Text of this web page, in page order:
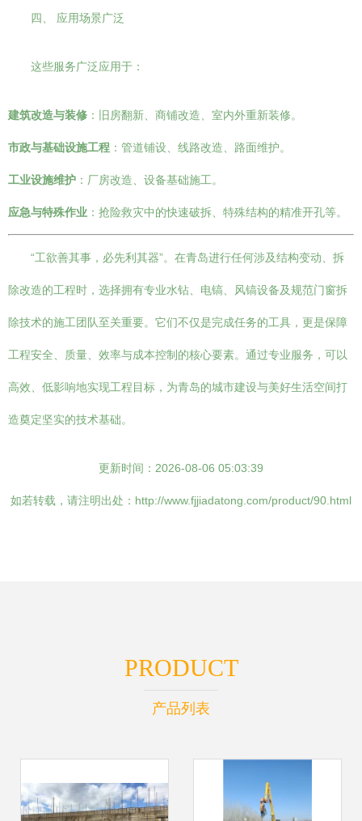
四、 应用场景广泛
这些服务广泛应用于：
建筑改造与装修 ：旧房翻新、商铺改造、室内外重新装修。
市政与基础设施工程 ：管道铺设、线路改造、路面维护。
工业设施维护 ：厂房改造、设备基础施工。
应急与特殊作业 ：抢险救灾中的快速破拆、特殊结构的精准开孔等。
“工欲善其事，必先利其器”。在青岛进行任何涉及结构变动、拆
除改造的工程时，选择拥有专业水钻、电镐、风镐设备及规范门窗拆
除技术的施工团队至关重要。它们不仅是完成任务的工具，更是保障
工程安全、质量、效率与成本控制的核心要素。通过专业服务，可以
高效、低影响地实现工程目标，为青岛的城市建设与美好生活空间打
造奠定坚实的技术基础。
更新时间：2026-08-06 05:03:39
如若转载，请注明出处：http://www.fjjiadatong.com/product/90.html
PRODUCT
产品列表